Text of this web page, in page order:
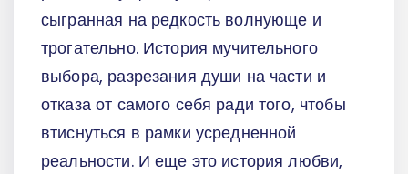
сыгранная на редкость волнующе и
трогательно. История мучительного
выбора, разрезания души на части и
отказа от самого себя ради того, чтобы
втиснуться в рамки усредненной
реальности. И еще это история любви,